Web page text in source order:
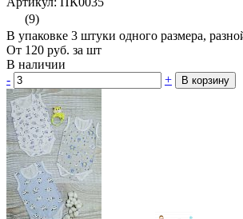
(9)
В упаковке 3 штуки одного размера,
От 120 руб. за шт
В наличии
-
+ В корзину